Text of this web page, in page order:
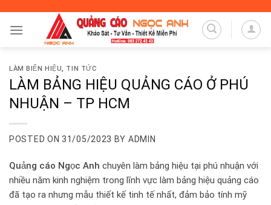
content
LÀM BIỂN HIỆU, TIN TỨC
LÀM BẢNG HIỆU QUẢNG CÁO Ở PHÚ
NHUẬN – TP HCM
POSTED ON 31/05/2023 BY ADMIN
Quảng cáo Ngọc Anh chuyên làm bảng hiệu tại phú nhuận với
nhiều năm kinh nghiệm trong lĩnh vực làm bảng hiệu quảng cáo
đã tạo ra nhưng mẫu thiết kế tinh tế nhất, đảm bảo tính mỹ